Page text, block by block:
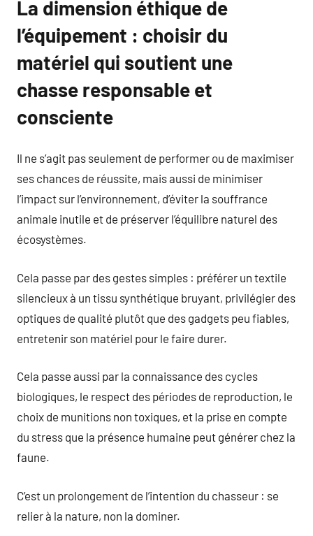
La dimension éthique de
l’équipement : choisir du
matériel qui soutient une
chasse responsable et
consciente
Il ne s’agit pas seulement de performer ou de maximiser
ses chances de réussite, mais aussi de minimiser
l’impact sur l’environnement, d’éviter la souffrance
animale inutile et de préserver l’équilibre naturel des
écosystèmes.
Cela passe par des gestes simples : préférer un textile
silencieux à un tissu synthétique bruyant, privilégier des
optiques de qualité plutôt que des gadgets peu fiables,
entretenir son matériel pour le faire durer.
Cela passe aussi par la connaissance des cycles
biologiques, le respect des périodes de reproduction, le
choix de munitions non toxiques, et la prise en compte
du stress que la présence humaine peut générer chez la
faune.
C’est un prolongement de l’intention du chasseur : se
relier à la nature, non la dominer.